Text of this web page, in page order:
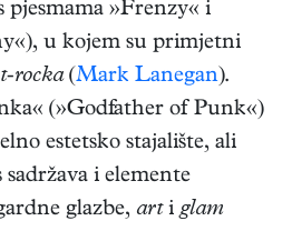
pjesmama »Frenzy« i
u kojem su primjetni
rocka(Mark Lanegan).
(»Godfather of Punk«)
estetsko stajalište, ali
i elemente
glazbe, artiglam